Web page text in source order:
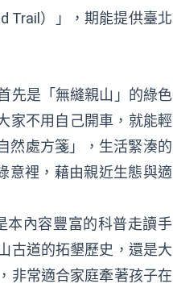
Trail）」，期能提供臺北
先是「無縫親山」的綠色
家不用自己開車，就能輕
然處方箋」，生活緊湊的
意裡，藉由親近生態與適
本內容豐富的科普走讀手
古道的拓墾歷史，還是大
非常適合家庭牽著孩子在